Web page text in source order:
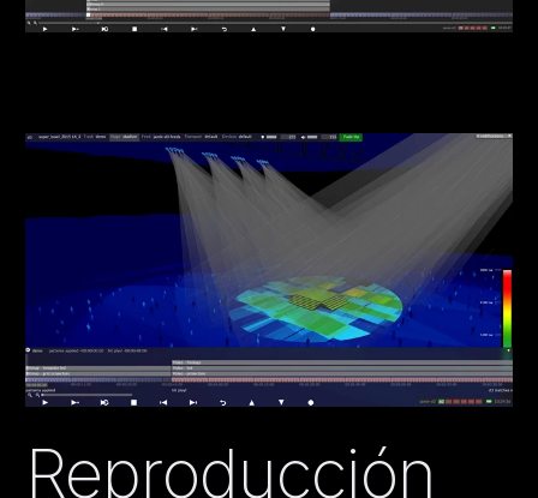
Reproducción